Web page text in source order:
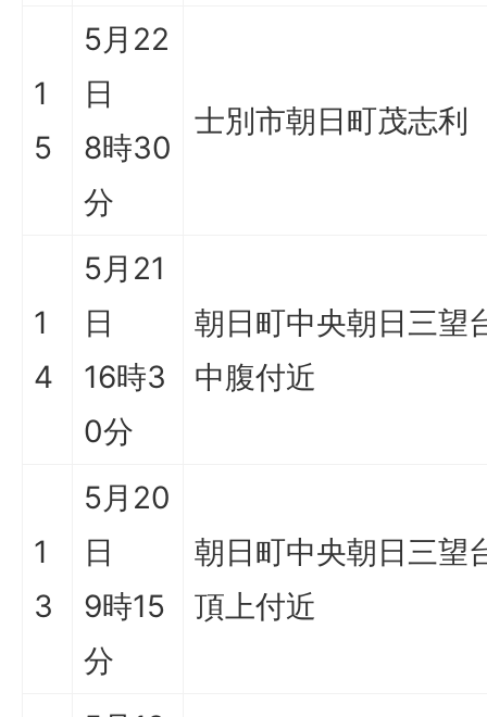
1
5
5月22
日
8時30
分
士別市朝日町茂志利
1
4
5月21
日
16時3
0分
朝日町中央朝日三望
中腹付近
1
3
5月20
日
9時15
分
朝日町中央朝日三望
頂上付近